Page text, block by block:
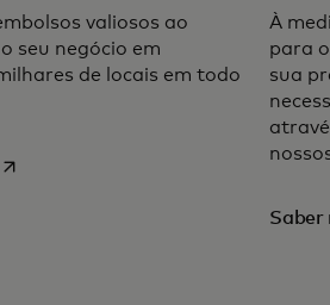
valiosos ao
seu negócio em
de locais em todo
in a new tab
À
para
sua
Saber